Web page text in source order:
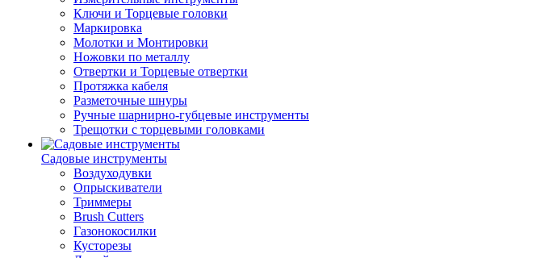
Ключи и Торцевые головки
Маркировка
Молотки и Монтировки
Ножовки по металлу
Отвертки и Торцевые отвертки
Протяжка кабеля
Разметочные шнуры
Ручные шарнирно-губцевые инструменты
Трещотки с торцевыми головками
Садовые инструменты
Воздуходувки
Опрыскиватели
Триммеры
Brush Cutters
Газонокосилки
Кусторезы